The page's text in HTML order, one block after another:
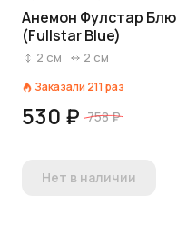
Анемон Фулстар Блю
(Fullstar Blue)
2 см 2 см
Заказали 211 раз
530 ₽ 758 ₽
Нет в наличии